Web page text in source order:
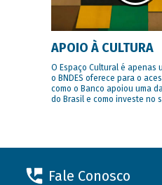
APOIO À CULTURA
O Espaço Cultural é apenas
o BNDES oferece para o
como o Banco apoiou uma
do Brasil e como investe no
Fale Conosco